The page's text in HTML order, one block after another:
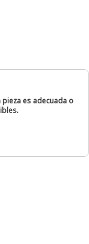
es adecuada o